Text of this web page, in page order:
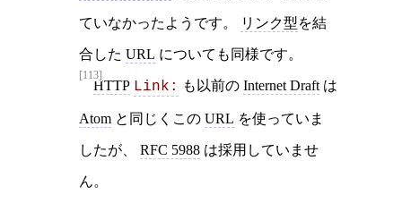
ていなかったようです。 リンク型を結
合した URL についても同様です。
[113]
HTTP Link: も以前の Internet Draft は
Atom と同じくこの URL を使っていま
したが、 RFC 5988 は採用していませ
ん。